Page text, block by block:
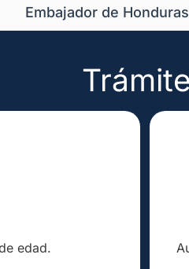
Embajador de
edad.